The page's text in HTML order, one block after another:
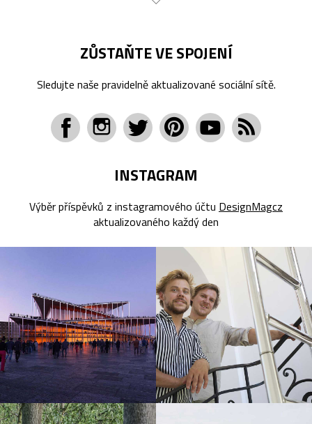
ZŮSTAŇTE VE SPOJENÍ
Sledujte naše pravidelně aktualizované sociální sítě.
INSTAGRAM
Výběr příspěvků z instagramového účtu DesignMagcz
aktualizovaného každý den